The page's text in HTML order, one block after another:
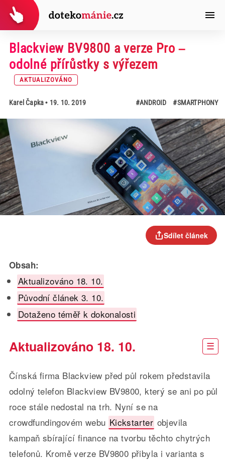
Blackview BV9800 a verze Pro –
odolné přírůstky s výřezem
AKTUALIZOVÁNO
Karel Čapka• 19. 10. 2019 #ANDROID #SMARTPHONY
Sdílet článek
Obsah:
Aktualizováno 18. 10.
Původní článek 3. 10.
Dotaženo téměř k dokonalosti
Aktualizováno 18. 10.
Čínská firma Blackview před půl rokem představila
odolný telefon Blackview BV9800, který se ani po půl
roce stále nedostal na trh. Nyní se na
crowdfundingovém webu Kickstarter objevila
kampaň sbírající finance na tvorbu těchto chytrých
telefonů. Kromě verze BV9800 přibyla i varianta s